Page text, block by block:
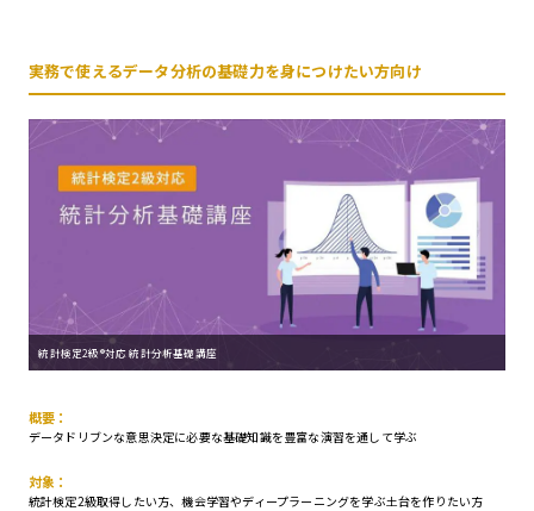
実務で使えるデータ分析の基礎力を身につけたい方向け
統計検定2級®対応 統計分析基礎講座
概要：
データドリブンな意思決定に必要な基礎知識を豊富な演習を通して学ぶ
対象：
統計検定2級取得したい方、機会学習やディープラーニングを学ぶ土台を作りたい方